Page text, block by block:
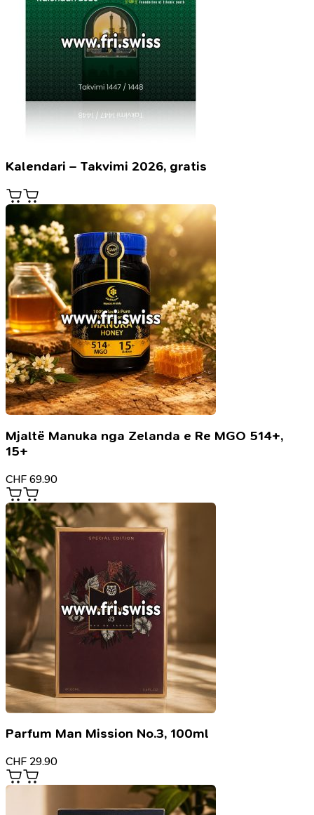
Kalendari – Takvimi 2026, gratis
Mjaltë Manuka nga Zelanda e Re MGO 514+,
15+
CHF 69.90
Parfum Man Mission No.3, 100ml
CHF 29.90